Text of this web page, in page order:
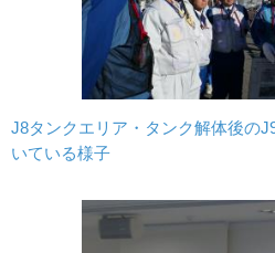
J8タンクエリア・タンク解体後の
いている様子